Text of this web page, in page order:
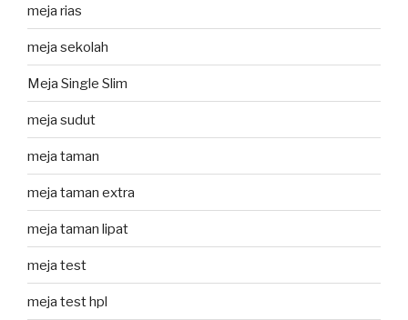
meja rias
meja sekolah
Meja Single Slim
meja sudut
meja taman
meja taman extra
meja taman lipat
meja test
meja test hpl